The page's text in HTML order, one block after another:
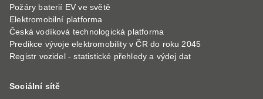
Požáry baterií EV ve světě
Elektromobilní platforma
Česká vodíková technologická platforma
Predikce vývoje elektromobility v ČR do roku 2045
Registr vozidel - statistické přehledy a výdej dat
Sociální sítě